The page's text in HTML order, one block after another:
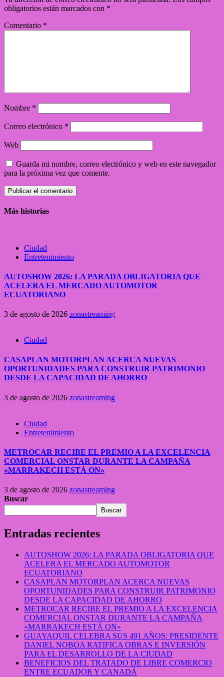
obligatorios están marcados con *
Comentario *
Nombre *
Correo electrónico *
Web
Guarda mi nombre, correo electrónico y web en este navegador
para la próxima vez que comente.
Más historias
Ciudad
Entretenimiento
AUTOSHOW 2026: LA PARADA OBLIGATORIA QUE
ACELERA EL MERCADO AUTOMOTOR
ECUATORIANO
3 de agosto de 2026 zonastreaming
Ciudad
CASAPLAN MOTORPLAN ACERCA NUEVAS
OPORTUNIDADES PARA CONSTRUIR PATRIMONIO
DESDE LA CAPACIDAD DE AHORRO
3 de agosto de 2026 zonastreaming
Ciudad
Entretenimiento
METROCAR RECIBE EL PREMIO A LA EXCELENCIA
COMERCIAL ONSTAR DURANTE LA CAMPAÑA
«MARRAKECH ESTÁ ON»
3 de agosto de 2026 zonastreaming
Buscar
Buscar
Entradas recientes
AUTOSHOW 2026: LA PARADA OBLIGATORIA QUE
ACELERA EL MERCADO AUTOMOTOR
ECUATORIANO
CASAPLAN MOTORPLAN ACERCA NUEVAS
OPORTUNIDADES PARA CONSTRUIR PATRIMONIO
DESDE LA CAPACIDAD DE AHORRO
METROCAR RECIBE EL PREMIO A LA EXCELENCIA
COMERCIAL ONSTAR DURANTE LA CAMPAÑA
«MARRAKECH ESTÁ ON»
GUAYAQUIL CELEBRA SUS 491 AÑOS: PRESIDENTE
DANIEL NOBOA RATIFICA OBRAS E INVERSIÓN
PARA EL DESARROLLO DE LA CIUDAD
BENEFICIOS DEL TRATADO DE LIBRE COMERCIO
ENTRE ECUADOR Y CANADÁ